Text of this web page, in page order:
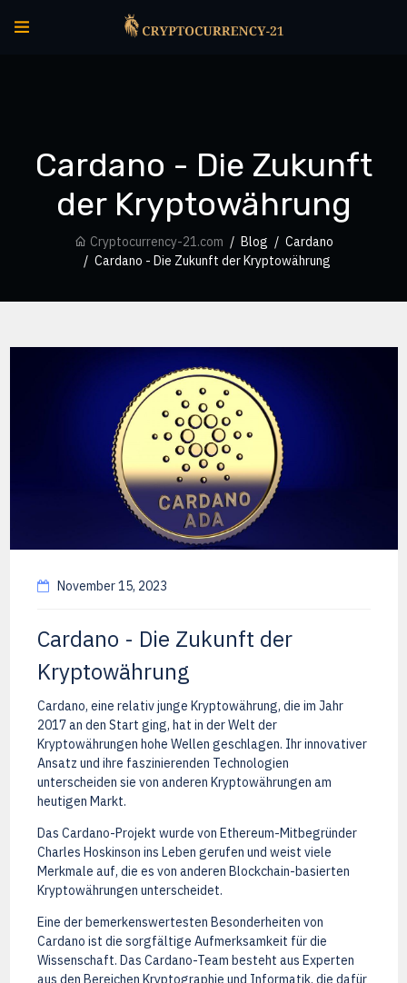
Cardano - Die Zukunft
der Kryptowährung
Cryptocurrency-21.com Blog
Cardano
Cardano - Die Zukunft der Kryptowährung
November 15, 2023
Cardano - Die Zukunft der
Kryptowährung
Cardano, eine relativ junge Kryptowährung, die im Jahr
2017 an den Start ging, hat in der Welt der
Kryptowährungen hohe Wellen geschlagen. Ihr innovativer
Ansatz und ihre faszinierenden Technologien
unterscheiden sie von anderen Kryptowährungen am
heutigen Markt.
Das Cardano-Projekt wurde von Ethereum-Mitbegründer
Charles Hoskinson ins Leben gerufen und weist viele
Merkmale auf, die es von anderen Blockchain-basierten
Kryptowährungen unterscheidet.
Eine der bemerkenswertesten Besonderheiten von
Cardano ist die sorgfältige Aufmerksamkeit für die
Wissenschaft. Das Cardano-Team besteht aus Experten
aus den Bereichen Kryptographie und Informatik, die dafür